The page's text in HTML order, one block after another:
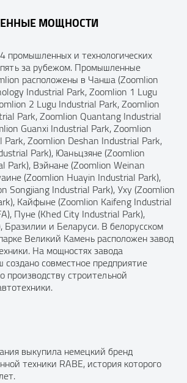
МОЩНОСТИ
промышленных и технологических
за рубежом. Промышленные
расположены в Чанша (Zoomlion
Industrial Park, Zoomlion 1 Lugu
2 Lugu Industrial Park, Zoomlion
Park, Zoomlion Quantang Industrial
Guanxi Industrial Park, Zoomlion
Park, Zoomlion Deshan Industrial Park,
Park), Юаньцзяне (Zoomlion
Park), Вэйнане (Zoomlion Weinan
(Zoomlion Huayin Industrial Park),
Songjiang Industrial Park), Уху (Zoomlion
Кайфыне (Zoomlion Kaifeng Industrial
Пуне (Khed City Industrial Park),
Бразилии и Беларуси. В белорусском
Великий Камень расположен завод
На мощностях завода
совместное предприятие
строительной
выкупила немецкий бренд
техники RABE, история которого